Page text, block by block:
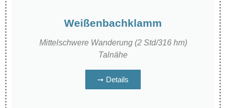
Weißenbachklamm
Mittelschwere Wanderung (2 Std/316 hm)
Talnähe
➙ Details